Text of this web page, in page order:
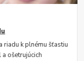
riadu k plnému šťastiu
ošetrujúcich